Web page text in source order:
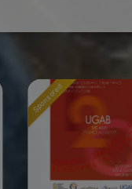
Sponsored